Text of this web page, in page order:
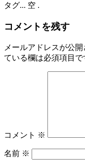
タグ... 空 .
コメントを残す
メールアドレスが公
ている欄は必須項目で
コメント ※
名前 ※